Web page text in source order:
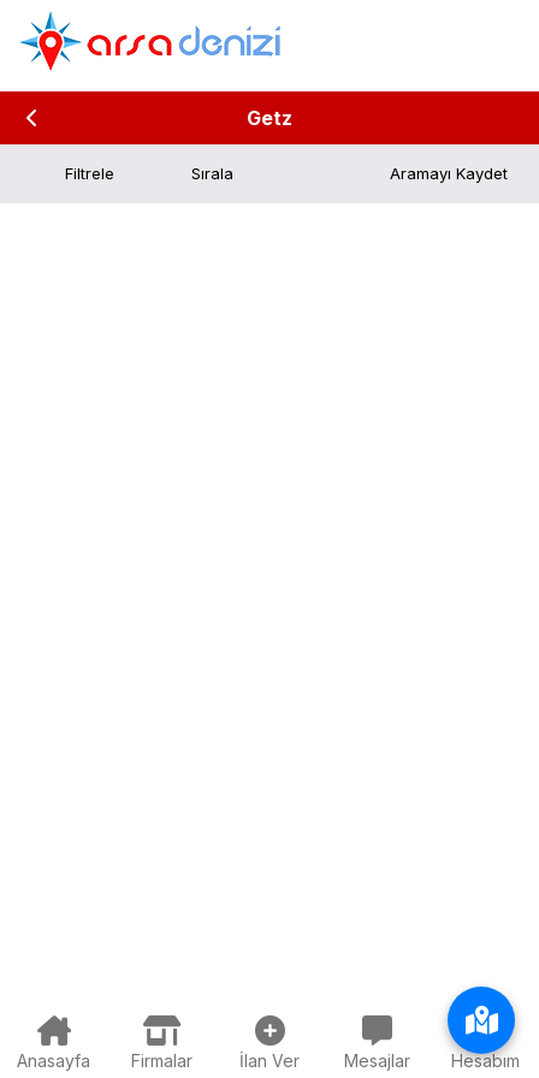
Getz
Filtrele Aramayı Kaydet
Anasayfa Firmalar İlan Ver Mesajlar Hesabım